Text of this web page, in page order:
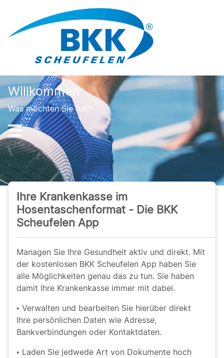
Willkommen
Was möchten Sie tun?
Ihre Krankenkasse im
Hosentaschenformat - Die BKK
Scheufelen App
Managen Sie Ihre Gesundheit aktiv und direkt. Mit
der kostenlosen BKK Scheufelen App haben Sie
alle Möglichkeiten genau das zu tun. Sie haben
damit Ihre Krankenkasse immer mit dabei.
• Verwalten und bearbeiten Sie hierüber direkt
Ihre persönlichen Daten wie Adresse,
Bankverbindungen oder Kontaktdaten.
• Laden Sie jedwede Art von Dokumente hoch